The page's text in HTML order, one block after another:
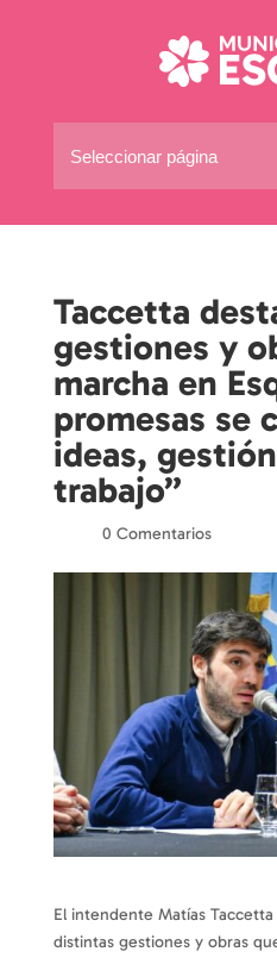
Seleccionar página
Taccetta
gestiones y
marcha en
promesas se
ideas,
trabajo”
0 Comentarios
El intendente Matías
distintas gestiones y obras